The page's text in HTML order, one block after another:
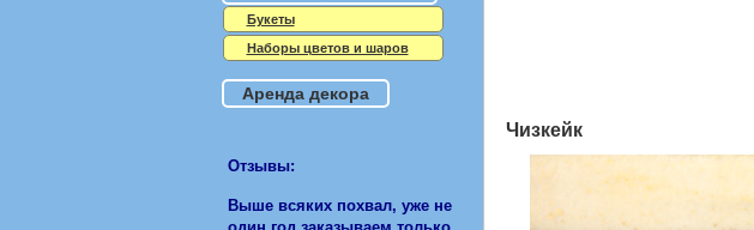
Чизкейк
Букеты
Наборы цветов и шаров
Аренда декора
Отзывы:
Выше всяких похвал, уже не